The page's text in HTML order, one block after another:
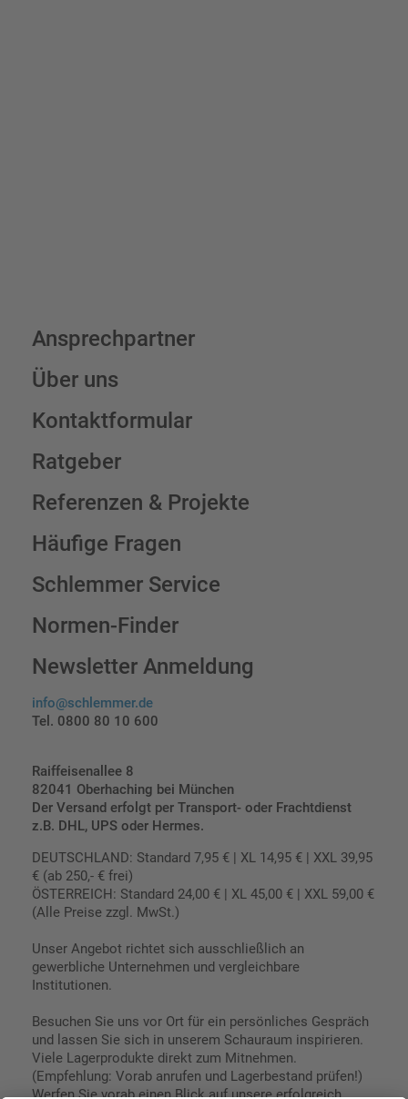
Ansprechpartner
Über uns
Kontaktformular
Ratgeber
Referenzen & Projekte
Häufige Fragen
Schlemmer Service
Normen-Finder
Newsletter Anmeldung
info@schlemmer.de
Tel. 0800 80 10 600
Raiffeisenallee 8
82041 Oberhaching bei München
Der Versand erfolgt per Transport- oder Frachtdienst
z.B. DHL, UPS oder Hermes.
DEUTSCHLAND: Standard 7,95 € | XL 14,95 € | XXL 39,95
€ (ab 250,- € frei)
ÖSTERREICH: Standard 24,00 € | XL 45,00 € | XXL 59,00 €
(Alle Preise zzgl. MwSt.)
Unser Angebot richtet sich ausschließlich an
gewerbliche Unternehmen und vergleichbare
Institutionen.
Besuchen Sie uns vor Ort für ein persönliches Gespräch
und lassen Sie sich in unserem Schauraum inspirieren.
Viele Lagerprodukte direkt zum Mitnehmen.
(Empfehlung: Vorab anrufen und Lagerbestand prüfen!)
Werfen Sie vorab einen Blick auf unsere erfolgreich